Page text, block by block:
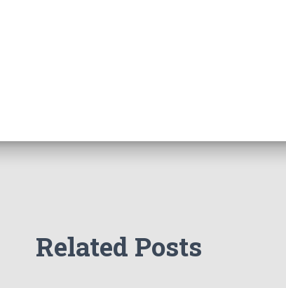
Related Posts